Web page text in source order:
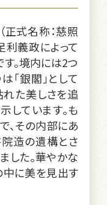
式名称：慈照
利義政によって
。境内には2つ
「銀閣」として
た美しさを追
しています。も
、その内部にあ
造の遺構とさ
した。華やかな
に美を見出す